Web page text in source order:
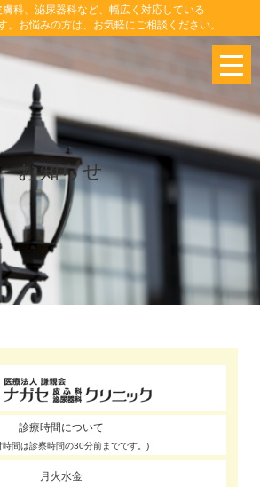
科、泌尿器科など、幅広く対応している
。お悩みの方は、お気軽にご相談ください。
お知らせ
診療時間について
間は診察時間の30分前までです。)
月火水金